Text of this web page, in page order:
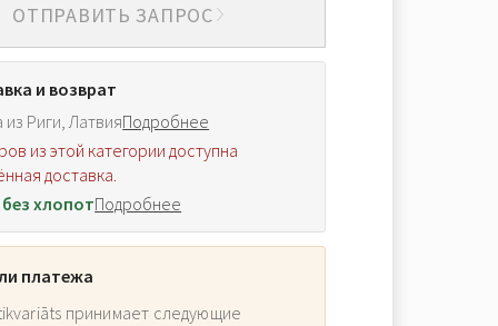
ОТПРАВИТЬ ЗАПРОС
и возврат
Риги, ЛатвияПодробнее
из этой категории доступна
доставка.
хлопотПодробнее
платежа
принимает следующие